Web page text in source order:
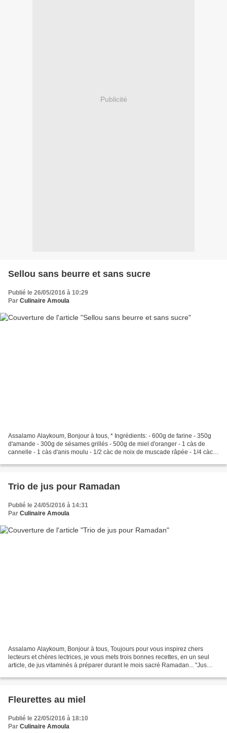
Publicité
Sellou sans beurre et sans sucre
Publié le 26/05/2016 à 10:29
Par Culinaire Amoula
Assalamo Alaykoum, Bonjour à tous, * Ingrédients: - 600g de farine - 350g
d'amande - 300g de sésames grillés - 500g de miel d'oranger - 1 càs de
cannelle - 1 càs d'anis moulu - 1/2 càc de noix de muscade râpée - 1/4 càc
Trio de jus pour Ramadan
Publié le 24/05/2016 à 14:31
Par Culinaire Amoula
Assalamo Alaykoum, Bonjour à tous, Toujours pour vous inspirez chers
lecteurs et chères lectrices, je vous mets trois bonnes recettes, en un seul
article, de jus vitaminés à préparer durant le mois sacré Ramadan... "Jus
Fleurettes au miel
Publié le 22/05/2016 à 18:10
Par Culinaire Amoula